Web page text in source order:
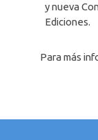
y nueva
Ediciones.
Para más